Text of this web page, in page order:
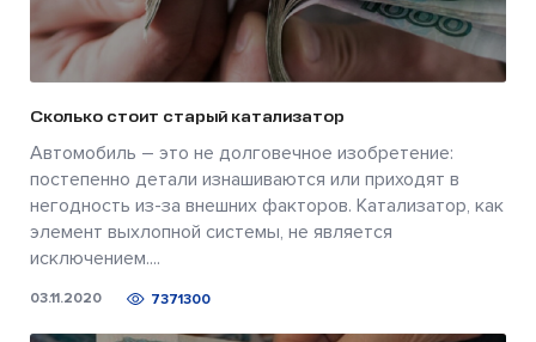
Сколько стоит старый катализатор
Автомобиль – это не долговечное изобретение:
постепенно детали изнашиваются или приходят в
негодность из-за внешних факторов. Катализатор, как
элемент выхлопной системы, не является
исключением....
03.11.2020 7371300